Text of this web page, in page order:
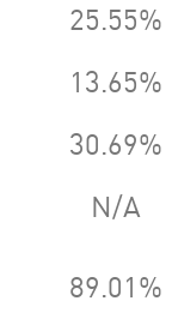
25.55%
13.65%
30.69%
N/A
89.01%